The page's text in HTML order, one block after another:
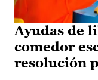
Ayudas de
comedor
resolución